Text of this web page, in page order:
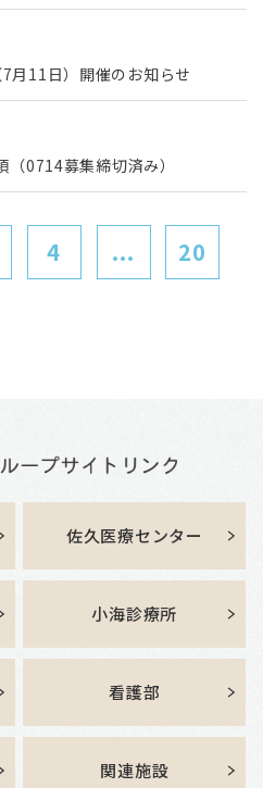
月11日）開催のお知らせ
0714募集締切済み）
4 ... 20
佐久医療センター
小海診療所
看護部
関連施設